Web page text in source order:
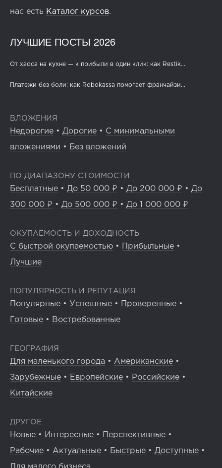
нас есть Каталог курсов.
ЛУЧШИЕ ПОСТЫ 2026
От хаоса на кухне — к прибыли в один клик: как Restik...
Платежи без боли: как Robokassa помогает франчайзи...
ВЛОЖЕНИЯ
Недорогие • Дорогие • С минимальными
вложениями • Без вложений
ПО ДИАПАЗОНУ СТОИМОСТИ
Бесплатные • До 50 000 ₽ • До 200 000 ₽ • До
300 000 ₽ • До 500 000 ₽ • До 1 000 000 ₽
ОКУПАЕМОСТЬ И ДОХОДНОСТЬ
С быстрой окупаемостью • Прибыльные •
Лучшие
ПОПУЛЯРНОСТЬ И РЕПУТАЦИЯ
Популярные • Успешные • Проверенные •
Готовые • Востребованные
ГЕОГРАФИЯ
Для маленького города • Американские •
Зарубежные • Европейские • Российские •
Китайские
ДРУГОЕ
Новые • Интересные • Перспективные •
Рабочие • Актуальные • Быстрые • Доступные •